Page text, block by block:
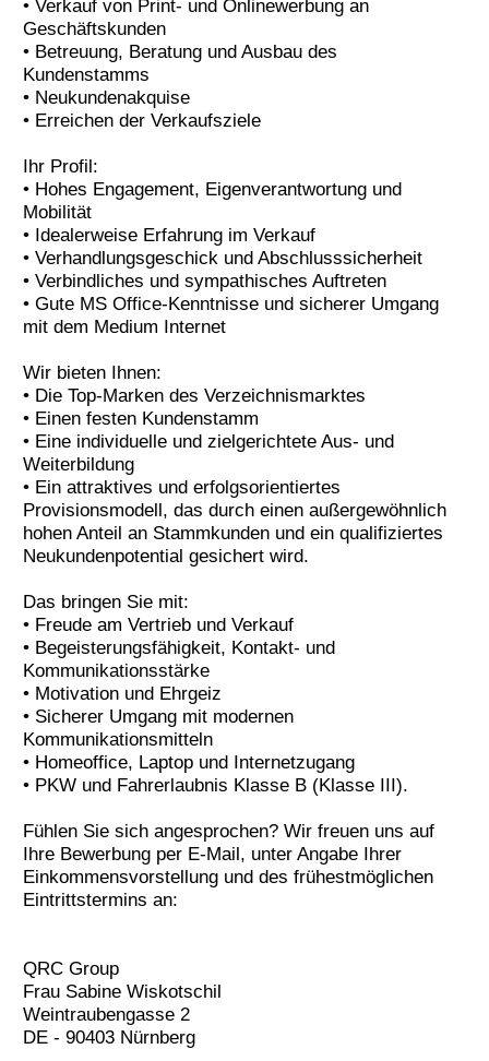
• Verkauf von Print- und Onlinewerbung an
Geschäftskunden
• Betreuung, Beratung und Ausbau des
Kundenstamms
• Neukundenakquise
• Erreichen der Verkaufsziele
Ihr Profil:
• Hohes Engagement, Eigenverantwortung und
Mobilität
• Idealerweise Erfahrung im Verkauf
• Verhandlungsgeschick und Abschlusssicherheit
• Verbindliches und sympathisches Auftreten
• Gute MS Office-Kenntnisse und sicherer Umgang
mit dem Medium Internet
Wir bieten Ihnen:
• Die Top-Marken des Verzeichnismarktes
• Einen festen Kundenstamm
• Eine individuelle und zielgerichtete Aus- und
Weiterbildung
• Ein attraktives und erfolgsorientiertes
Provisionsmodell, das durch einen außergewöhnlich
hohen Anteil an Stammkunden und ein qualifiziertes
Neukundenpotential gesichert wird.
Das bringen Sie mit:
• Freude am Vertrieb und Verkauf
• Begeisterungsfähigkeit, Kontakt- und
Kommunikationsstärke
• Motivation und Ehrgeiz
• Sicherer Umgang mit modernen
Kommunikationsmitteln
• Homeoffice, Laptop und Internetzugang
• PKW und Fahrerlaubnis Klasse B (Klasse III).
Fühlen Sie sich angesprochen? Wir freuen uns auf
Ihre Bewerbung per E-Mail, unter Angabe Ihrer
Einkommensvorstellung und des frühestmöglichen
Eintrittstermins an:
QRC Group
Frau Sabine Wiskotschil
Weintraubengasse 2
DE - 90403 Nürnberg